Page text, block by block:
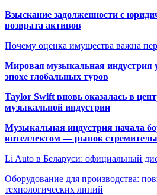
Взыскание задолженности с
возврата активов
Почему оценка имущества важна
Мировая музыкальная индустрия
эпохе глобальных туров
Taylor Swift вновь оказалась в
музыкальной индустрии
Музыкальная индустрия начала
интеллектом — рынок
Li Auto в Беларуси: официальный
Оборудование для производства:
технологических линий